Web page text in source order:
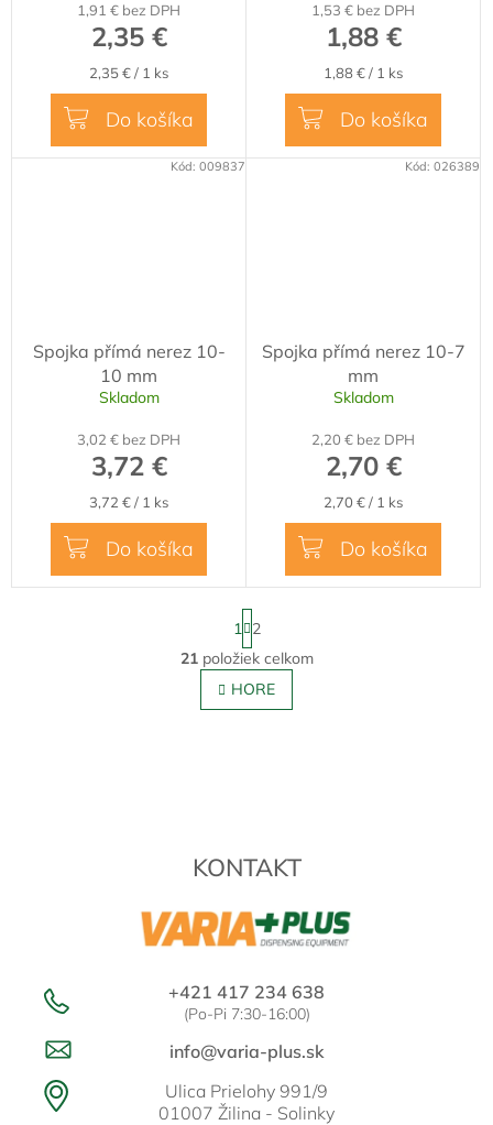
1,91 € bez DPH
2,35 €
Jednotková
cena:
2,35 € / 1 ks
Do košíka
1,53 € bez DPH
1,88 €
Jednotková
cena:
1,88 € / 1 ks
Do košíka
Spojka přímá nerez 10-
10 mm
Skladom
3,02 € bez DPH
3,72 €
Jednotková
cena:
3,72 € / 1 ks
Do košíka
Kód: 009837
Spojka přímá nerez 10-7
mm
Skladom
2,20 € bez DPH
2,70 €
Jednotková
cena:
2,70 € / 1 ks
Do košíka
Kód: 026389
O
v
l
p
r
k
y
ý
p
i
s
u
S
t
r
á
n
k
1 2
21položiek celkom
HORE
KONTAKT
+421 417 234 638
(Po-Pi 7:30-16:00)
info@varia-plus.sk
Ulica Prielohy 991/9
01007 Žilina - Solinky